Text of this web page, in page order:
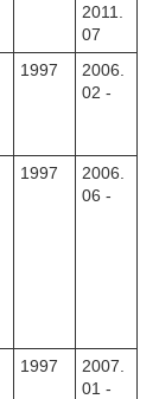
2011.
07
1997
2006.
02 -
1997
2006.
06 -
1997
2007.
01 -